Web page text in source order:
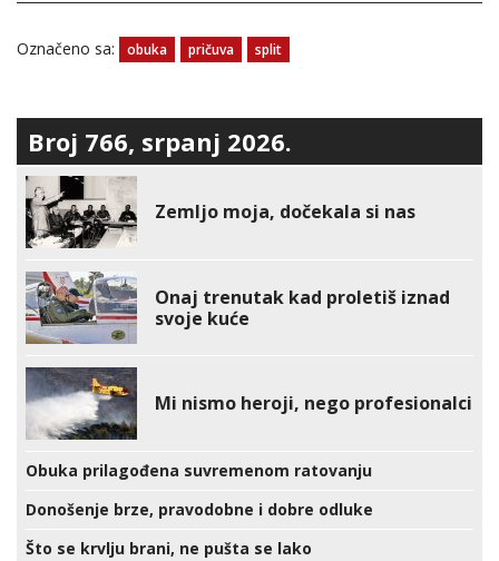
Označeno sa: obuka pričuva split
Broj 766, srpanj 2026.
Zemljo moja, dočekala si nas
Onaj trenutak kad proletiš iznad
svoje kuće
Mi nismo heroji, nego profesionalci
Obuka prilagođena suvremenom ratovanju
Donošenje brze, pravodobne i dobre odluke
Što se krvlju brani, ne pušta se lako